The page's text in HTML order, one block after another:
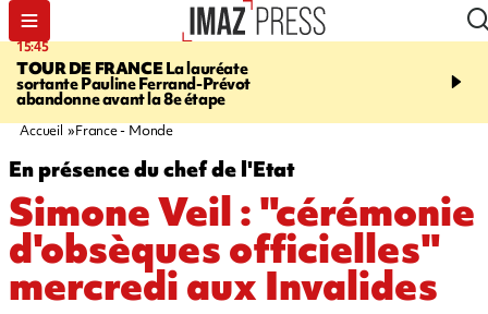
15:45
TOUR DE FRANCELa lauréate
sortante Pauline Ferrand-Prévot
abandonne avant la 8e étape
20:17
routière, concours de
Accueil France - Monde
En présence du chef de l'Etat
Simone Veil : "cérémonie
d'obsèques officielles"
mercredi aux Invalides